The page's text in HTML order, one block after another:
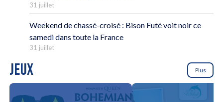
31 juillet
Weekend de chassé-croisé : Bison Futé voit noir ce
samedi dans toute la France
31 juillet
JEUX Plus